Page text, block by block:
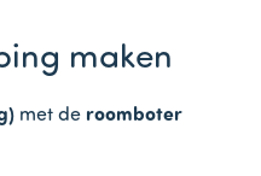
maken
met de roomboter